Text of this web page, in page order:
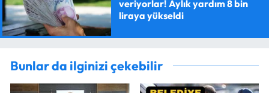
veriyorlar! Aylık yardım 8 bin
liraya yükseldi
Bunlar da ilginizi çekebilir